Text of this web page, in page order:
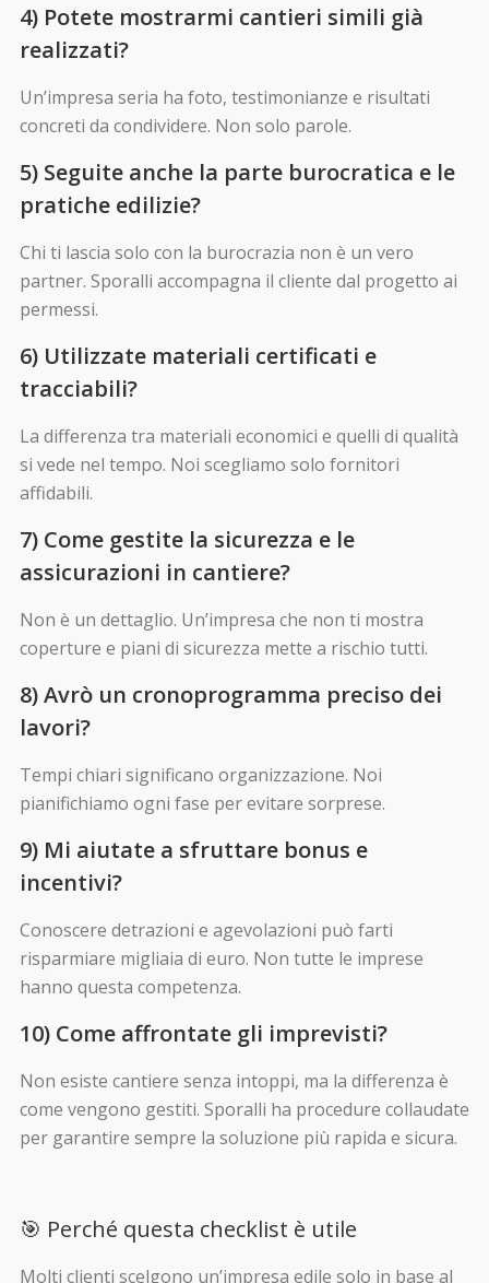
4) Potete mostrarmi cantieri simili già
realizzati?
Un’impresa seria ha foto, testimonianze e risultati
concreti da condividere. Non solo parole.
5) Seguite anche la parte burocratica e le
pratiche edilizie?
Chi ti lascia solo con la burocrazia non è un vero
partner. Sporalli accompagna il cliente dal progetto ai
permessi.
6) Utilizzate materiali certificati e
tracciabili?
La differenza tra materiali economici e quelli di qualità
si vede nel tempo. Noi scegliamo solo fornitori
affidabili.
7) Come gestite la sicurezza e le
assicurazioni in cantiere?
Non è un dettaglio. Un’impresa che non ti mostra
coperture e piani di sicurezza mette a rischio tutti.
8) Avrò un cronoprogramma preciso dei
lavori?
Tempi chiari significano organizzazione. Noi
pianifichiamo ogni fase per evitare sorprese.
9) Mi aiutate a sfruttare bonus e
incentivi?
Conoscere detrazioni e agevolazioni può farti
risparmiare migliaia di euro. Non tutte le imprese
hanno questa competenza.
10) Come affrontate gli imprevisti?
Non esiste cantiere senza intoppi, ma la differenza è
come vengono gestiti. Sporalli ha procedure collaudate
per garantire sempre la soluzione più rapida e sicura.
🎯 Perché questa checklist è utile
Molti clienti scelgono un’impresa edile solo in base al